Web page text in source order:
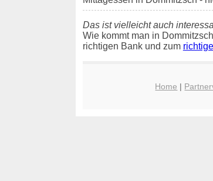
Das ist vielleicht auch
Wie kommt man in
richtigen Bank und zum
Home |